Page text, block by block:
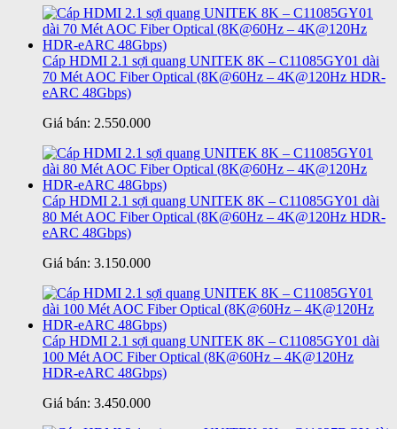
Cáp HDMI 2.1 sợi quang UNITEK 8K – C11085GY01 dài
70 Mét AOC Fiber Optical (8K@60Hz – 4K@120Hz HDR-
eARC 48Gbps)
Giá bán: 2.550.000
Cáp HDMI 2.1 sợi quang UNITEK 8K – C11085GY01 dài
80 Mét AOC Fiber Optical (8K@60Hz – 4K@120Hz HDR-
eARC 48Gbps)
Giá bán: 3.150.000
Cáp HDMI 2.1 sợi quang UNITEK 8K – C11085GY01 dài
100 Mét AOC Fiber Optical (8K@60Hz – 4K@120Hz
HDR-eARC 48Gbps)
Giá bán: 3.450.000